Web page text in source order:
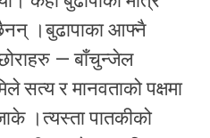
।बुढापाका आफ्नै
— बाँचुन्जेल
सत्य र मानवताको पक्षमा
।त्यस्ता पातकीको